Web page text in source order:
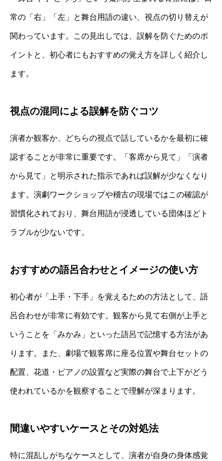
常の「右」「左」と舞台用語の違い、視点の切り替えが
関わっています。この見出しでは、誤解を防ぐためのポ
イントと、初心者にもおすすめの覚え方を詳しく紹介し
ます。
視点の混同による誤解を防ぐコツ
演者か観客か、どちらの視点で話しているかを最初に確
認することが非常に重要です。「客席から見て」「演者
から見て」と明示された指示であれば誤解が少なくなり
ます。演劇ワークショップや稽古の現場ではこの確認が
習慣化されており、舞台用語が浸透している団体ほどト
ラブルが少ないです。
おすすめの語呂合わせとイメージの使い方
初心者が「上手・下手」を覚えるための方法として、語
呂合わせが非常に有効です。観客から見て右側が上手と
いうことを「みかみ」といった語呂で記憶する方法があ
ります。また、劇場で観客席に座る位置や舞台セットの
配置、花道・ピアノの設置など実際の舞台で上下がどう
使われているかを観察することで理解が深まります。
間違いやすいケースとその対処法
特に混乱しがちなケースとして、演者が自身の身体感覚